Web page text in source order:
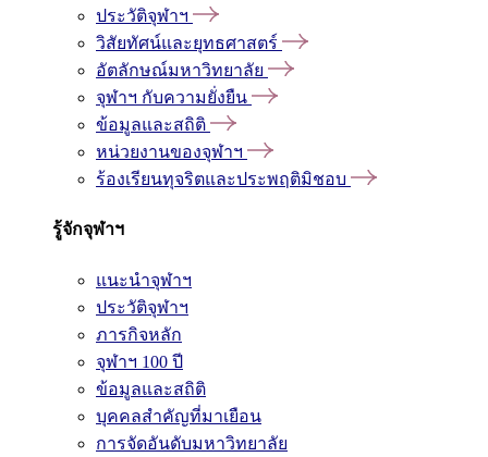
ประวัติจุฬาฯ
วิสัยทัศน์และยุทธศาสตร์
อัตลักษณ์มหาวิทยาลัย
จุฬาฯ กับความยั่งยืน
ข้อมูลและสถิติ
หน่วยงานของจุฬาฯ
ร้องเรียนทุจริตและประพฤติมิชอบ
รู้จักจุฬาฯ
แนะนำจุฬาฯ
ประวัติจุฬาฯ
ภารกิจหลัก
จุฬาฯ 100 ปี
ข้อมูลและสถิติ
บุคคลสำคัญที่มาเยือน
การจัดอันดับมหาวิทยาลัย